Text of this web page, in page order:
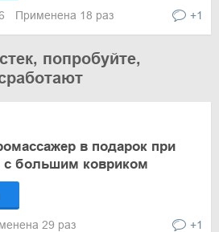
Применена 18 раз +1
попробуйте,
в подарок при
с большим ковриком
29 раз +1